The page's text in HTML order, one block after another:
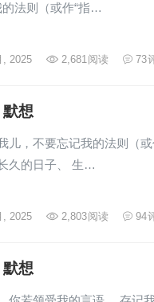
法则（或作“指…
, 2025 2,681阅读 73
默想
儿，不要忘记我的法则（
久的日子、 生…
, 2025 2,803阅读 94
默想